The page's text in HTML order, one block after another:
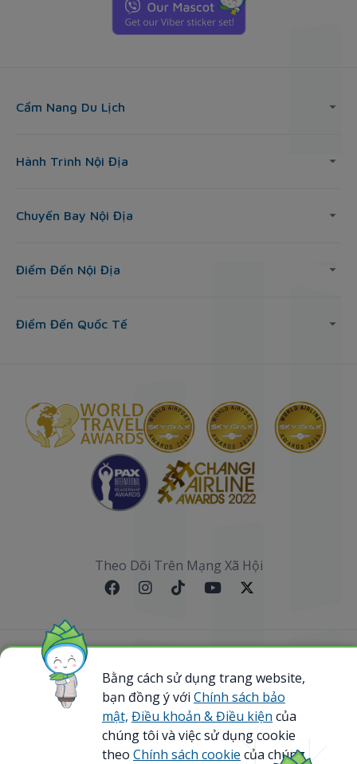
Cẩm Nang Du Lịch
Hành Trình Nội Địa
Chuyến Bay Nội Địa
Điểm Đến Nội Địa
Điểm Đến Quốc Tế
Theo Dõi Trên Mạng Xã Hội
Sơ đồ website
@ 2023 Bamboo Airways Copyright. All Rights
Reserved.
Business Registration Code: 0107867370
Bằng cách sử dụng trang website,
bạn đồng ý với Chính sách bảo
mật, Điều khoản & Điều kiện của
chúng tôi và việc sử dụng cookie
theo Chính sách cookie của chúng